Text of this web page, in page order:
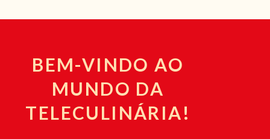
BEM-VINDO AO
MUNDO DA
TELECULINÁRIA!